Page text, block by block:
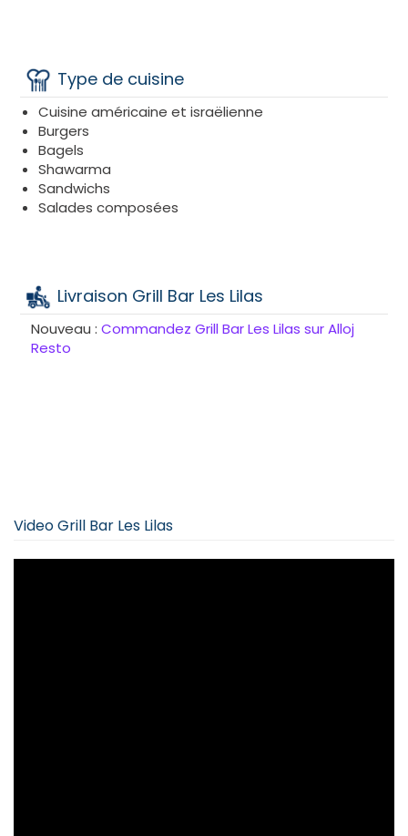
Type de cuisine
Cuisine américaine et israëlienne
Burgers
Bagels
Shawarma
Sandwichs
Salades composées
Livraison Grill Bar Les Lilas
Nouveau : Commandez Grill Bar Les Lilas sur Alloj
Resto
Video Grill Bar Les Lilas